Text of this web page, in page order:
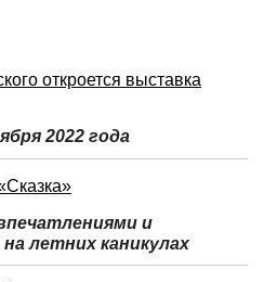
откроется выставка
2022 года
и
летних каникулах